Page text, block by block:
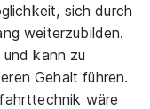
sich durch
weiterzubilden.
kann zu
Gehalt führen.
wäre